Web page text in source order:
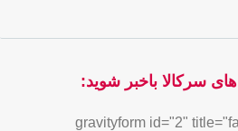
سرکالا باخبر شوید:
[gravityform id="2"